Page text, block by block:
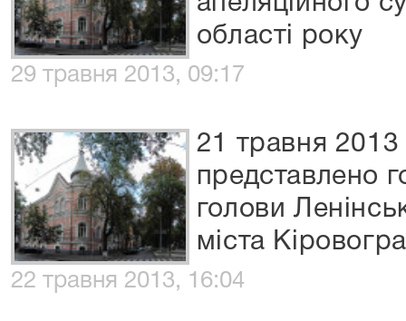
області року
29 травня 2013, 09:17
21 травня 2013
представлено
голови
міста
22 травня 2013, 16:04